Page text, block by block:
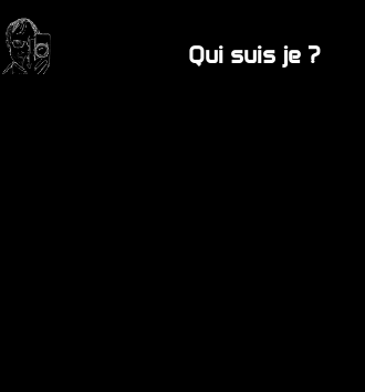
Qui suis je ?